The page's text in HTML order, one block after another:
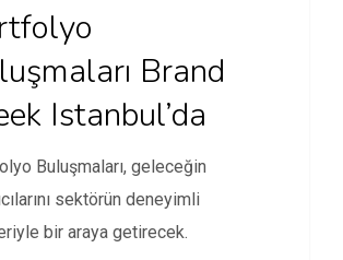
Brand
Istanbul’da
Buluşmaları, geleceğin
sektörün deneyimli
bir araya getirecek.